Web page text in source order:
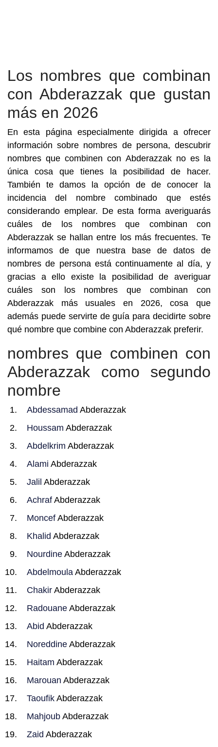
Los nombres que combinan
con Abderazzak que gustan
más en 2026
En esta página especialmente dirigida a ofrecer
información sobre nombres de persona, descubrir
nombres que combinen con Abderazzak no es la
única cosa que tienes la posibilidad de hacer.
También te damos la opción de de conocer la
incidencia del nombre combinado que estés
considerando emplear. De esta forma averiguarás
cuáles de los nombres que combinan con
Abderazzak se hallan entre los más frecuentes. Te
informamos de que nuestra base de datos de
nombres de persona está continuamente al día, y
gracias a ello existe la posibilidad de averiguar
cuáles son los nombres que combinan con
Abderazzak más usuales en 2026, cosa que
además puede servirte de guía para decidirte sobre
qué nombre que combine con Abderazzak preferir.
nombres que combinen con
Abderazzak como segundo
nombre
Abdessamad Abderazzak
Houssam Abderazzak
Abdelkrim Abderazzak
Alami Abderazzak
Jalil Abderazzak
Achraf Abderazzak
Moncef Abderazzak
Khalid Abderazzak
Nourdine Abderazzak
Abdelmoula Abderazzak
Chakir Abderazzak
Radouane Abderazzak
Abid Abderazzak
Noreddine Abderazzak
Haitam Abderazzak
Marouan Abderazzak
Taoufik Abderazzak
Mahjoub Abderazzak
Zaid Abderazzak